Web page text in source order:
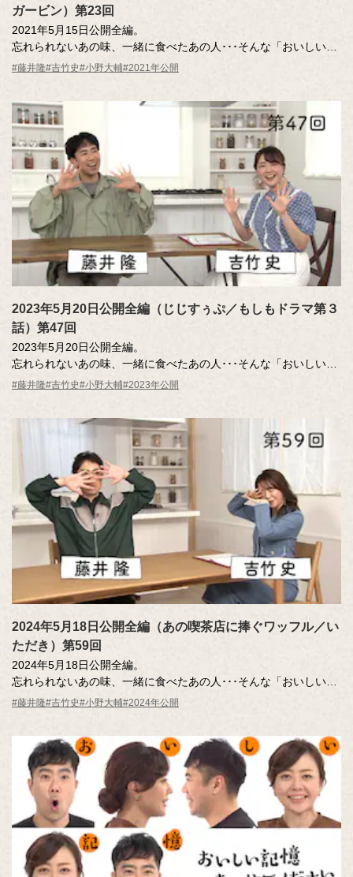
ガービン）第23回
2021年5月15日公開全編。
忘れられないあの味、一緒に食べたあの人･･･そんな「おいしい記
憶」のエッセーを読んだ調査員が、記憶さん（エッセー作者）と
MC ：藤井隆 進行：吉竹史
ナレーター：小野大輔（声優）
#藤井隆#吉竹史#小野大輔#2021年公開
2023年5月20日公開全編（じじすぅぷ／もしもドラマ第３
話）第47回
2023年5月20日公開全編。
忘れられないあの味、一緒に食べたあの人･･･そんな「おいしい記
憶」のエッセーを読んだ調査員が、記憶さん（エッセー作者）と
MC ：藤井隆 進行：吉竹史
ナレーター：小野大輔（声優）
#藤井隆#吉竹史#小野大輔#2023年公開
2024年5月18日公開全編（あの喫茶店に捧ぐワッフル／い
ただき）第59回
2024年5月18日公開全編。
忘れられないあの味、一緒に食べたあの人･･･そんな「おいしい記
憶」のエッセーを読んだ調査員が、記憶さん（エッセー作者）と
MC ：藤井隆 進行：吉竹史
ナレーター：小野大輔（声優）
#藤井隆#吉竹史#小野大輔#2024年公開